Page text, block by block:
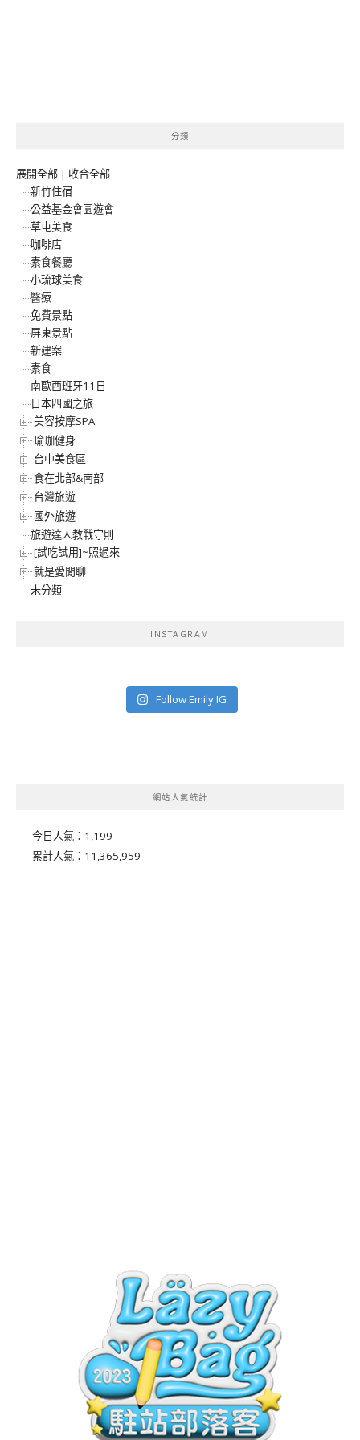
分類
展開全部 | 收合全部
新竹住宿
公益基金會園遊會
草屯美食
咖啡店
素食餐廳
小琉球美食
醫療
免費景點
屏東景點
新建案
素食
南歐西班牙11日
日本四國之旅
美容按摩SPA
瑜珈健身
台中美食區
食在北部&南部
台灣旅遊
國外旅遊
旅遊達人教戰守則
[試吃試用]~照過來
就是愛閒聊
未分類
INSTAGRAM
Follow Emily IG
網站人氣統計
今日人氣： 1,199
累計人氣： 11,365,959